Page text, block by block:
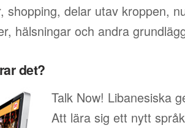
shopping, delar utav kroppen,
hälsningar och andra
det?
Talk Now! Libanesiska
Att lära sig ett nytt